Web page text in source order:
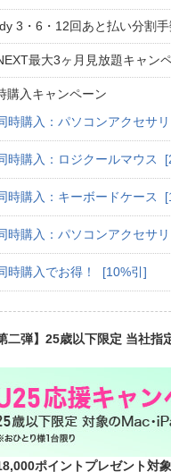
3・6・12回あと払い分割
最大3ヶ月見放題キャン
購入キャンペーン
時購入：パソコンアクセサ
時購入：ロジクールマウス
時購入：キーボードケース
時購入：パソコンアクセサ
時購入でお得！ [10%引]
第二弾】25歳以下限定 当社
18,000ポイントプレゼント対象